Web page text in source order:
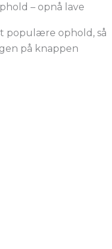
– opnå lave
populære ophold, så
på knappen